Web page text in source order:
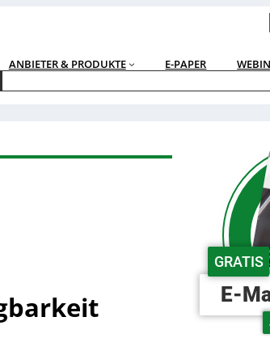
ANBIETER & PRODUKTE E-PAPER
GRATIS
E-